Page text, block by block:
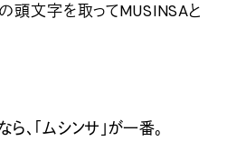
頭文字を取ってMUSINSAと
、「ムシンサ」が一番。